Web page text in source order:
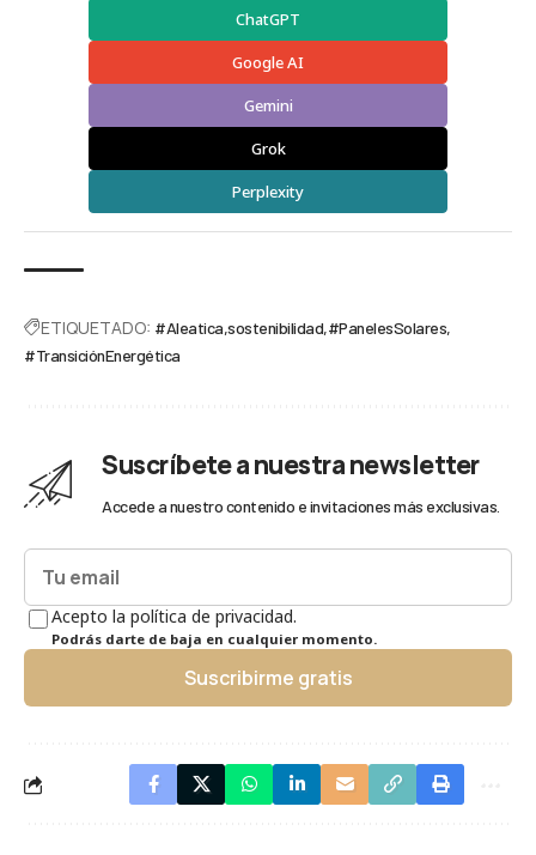
ChatGPT
Google AI
Gemini
Grok
Perplexity
ETIQUETADO: #Aleatica sostenibilidad #PanelesSolares
#TransiciónEnergética
Suscríbete a nuestra newsletter
Accede a nuestro contenido e invitaciones más exclusivas.
Acepto la política de privacidad.
Podrás darte de baja en cualquier momento.
Suscribirme gratis